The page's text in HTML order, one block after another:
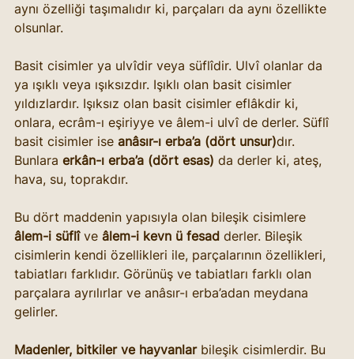
aynı özelliği taşımalıdır ki, parçaları da aynı özellikte
olsunlar.
Basit cisimler ya ulvîdir veya süflîdir. Ulvî olanlar da
ya ışıklı veya ışıksızdır. Işıklı olan basit cisimler
yıldızlardır. Işıksız olan basit cisimler eflâkdir ki,
onlara, ecrâm-ı eşiriyye ve âlem-i ulvî de derler. Süflî
basit cisimler ise anâsır-ı erba’a (dört unsur)dır.
Bunlara erkân-ı erba’a (dört esas) da derler ki, ateş,
hava, su, toprakdır.
Bu dört maddenin yapısıyla olan bileşik cisimlere
âlem-i süflî ve âlem-i kevn ü fesad derler. Bileşik
cisimlerin kendi özellikleri ile, parçalarının özellikleri,
tabiatları farklıdır. Görünüş ve tabiatları farklı olan
parçalara ayrılırlar ve anâsır-ı erba’adan meydana
gelirler.
Madenler, bitkiler ve hayvanlar bileşik cisimlerdir. Bu